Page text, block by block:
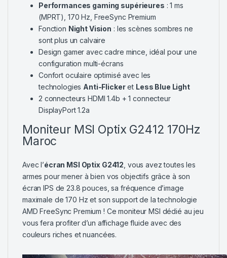
Performances gaming supérieures : 1 ms
(MPRT), 170 Hz, FreeSync Premium
Fonction Night Vision : les scènes sombres ne
sont plus un calvaire
Design gamer avec cadre mince, idéal pour une
configuration multi-écrans
Confort oculaire optimisé avec les
technologies Anti-Flickeret Less Blue Light
2 connecteurs HDMI 1.4b + 1 connecteur
DisplayPort 1.2a
Moniteur MSI Optix G2412 170Hz
Maroc
Avec l’écran MSI Optix G2412 , vous avez toutes les
armes pour mener à bien vos objectifs grâce à son
écran IPS de 23.8 pouces, sa fréquence d’image
maximale de 170 Hz et son support de la technologie
AMD FreeSync Premium ! Ce moniteur MSI dédié au jeu
vous fera profiter d’un affichage fluide avec des
couleurs riches et nuancées.